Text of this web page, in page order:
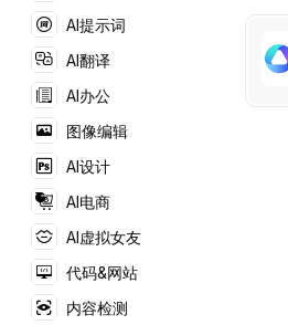
AI提示词
AI翻译
AI办公
图像编辑
AI设计
AI电商
AI虚拟女友
代码&网站
内容检测